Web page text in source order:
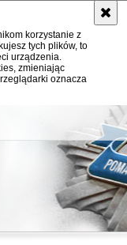
korzystanie z
tych plików, to
urządzenia.
zmieniając
oznacza